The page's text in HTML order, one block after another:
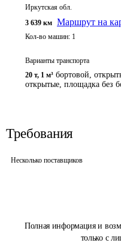
Полная информация и
только с
Иркутская обл.
3 639 км Маршрут на
Кол-во машин: 1
Варианты транспорта
20 т, 1 м³ бортовой,
открытые, площадка без
Требования
Несколько поставщиков